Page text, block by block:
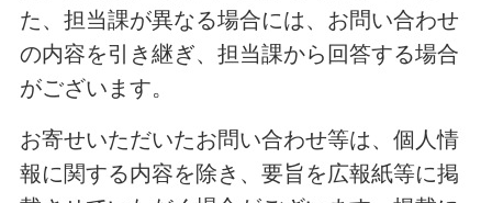
た、担当課が異なる場合には、お問い合わせ
の内容を引き継ぎ、担当課から回答する場合
がございます。
お寄せいただいたお問い合わせ等は、個人情
報に関する内容を除き、要旨を広報紙等に掲